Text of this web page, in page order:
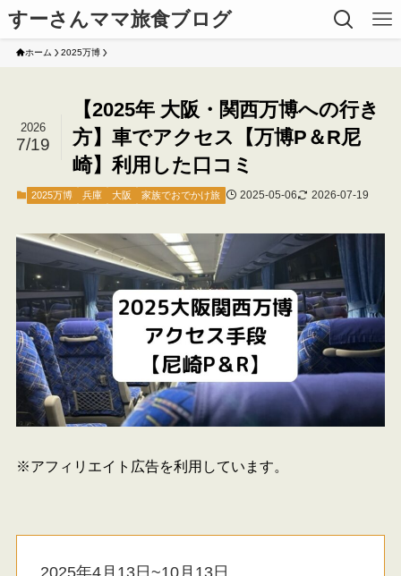
すーさんママ旅食ブログ
ホーム 2025万博
【2025年 大阪・関西万博への行き
方】車でアクセス【万博P＆R尼
崎】利用した口コミ
2026
7/19
2025万博 兵庫 大阪 家族でおでかけ旅 2025-05-06 2026-07-19
※アフィリエイト広告を利用しています。